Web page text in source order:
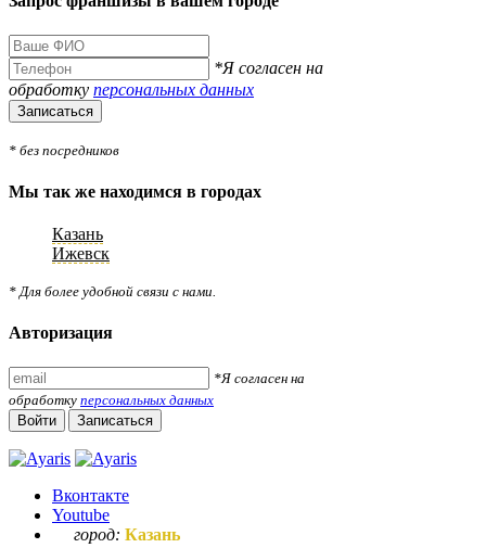
*Я согласен на
обработку персональных данных
Записаться
* без посредников
Мы так же находимся в городах
Казань
Ижевск
* Для более удобной связи с нами.
Авторизация
*Я согласен на
обработку персональных данных
Войти
Записаться
Вконтакте
Youtube
город: Казань